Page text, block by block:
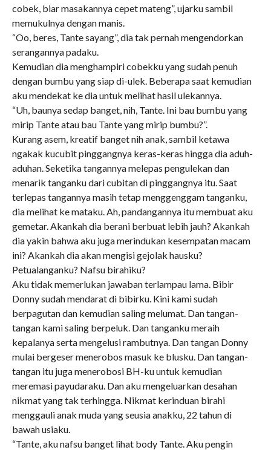
cobek, biar masakannya cepet mateng”, ujarku sambil
memukulnya dengan manis.
“Oo, beres, Tante sayang”, dia tak pernah mengendorkan
serangannya padaku.
Kemudian dia menghampiri cobekku yang sudah penuh
dengan bumbu yang siap di-ulek. Beberapa saat kemudian
aku mendekat ke dia untuk melihat hasil ulekannya.
“Uh, baunya sedap banget, nih, Tante. Ini bau bumbu yang
mirip Tante atau bau Tante yang mirip bumbu?”.
Kurang asem, kreatif banget nih anak, sambil ketawa
ngakak kucubit pinggangnya keras-keras hingga dia aduh-
aduhan. Seketika tangannya melepas pengulekan dan
menarik tanganku dari cubitan di pinggangnya itu. Saat
terlepas tangannya masih tetap menggenggam tanganku,
dia melihat ke mataku. Ah, pandangannya itu membuat aku
gemetar. Akankah dia berani berbuat lebih jauh? Akankah
dia yakin bahwa aku juga merindukan kesempatan macam
ini? Akankah dia akan mengisi gejolak hausku?
Petualanganku? Nafsu birahiku?
Aku tidak memerlukan jawaban terlampau lama. Bibir
Donny sudah mendarat di bibirku. Kini kami sudah
berpagutan dan kemudian saling melumat. Dan tangan-
tangan kami saling berpeluk. Dan tanganku meraih
kepalanya serta mengelusi rambutnya. Dan tangan Donny
mulai bergeser menerobos masuk ke blusku. Dan tangan-
tangan itu juga menerobosi BH-ku untuk kemudian
meremasi payudaraku. Dan aku mengeluarkan desahan
nikmat yang tak terhingga. Nikmat kerinduan birahi
menggauli anak muda yang seusia anakku, 22 tahun di
bawah usiaku.
“Tante, aku nafsu banget lihat body Tante. Aku pengin